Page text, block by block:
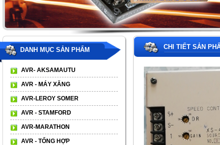
DANH MỤC SẢN PHẨM
AVR- AKSAMAUTU
AVR - MÁY XĂNG
AVR-LEROY SOMER
AVR - STAMFORD
AVR-MARATHON
AVR - TỔNG HỢP
CHI TIẾT SẢN